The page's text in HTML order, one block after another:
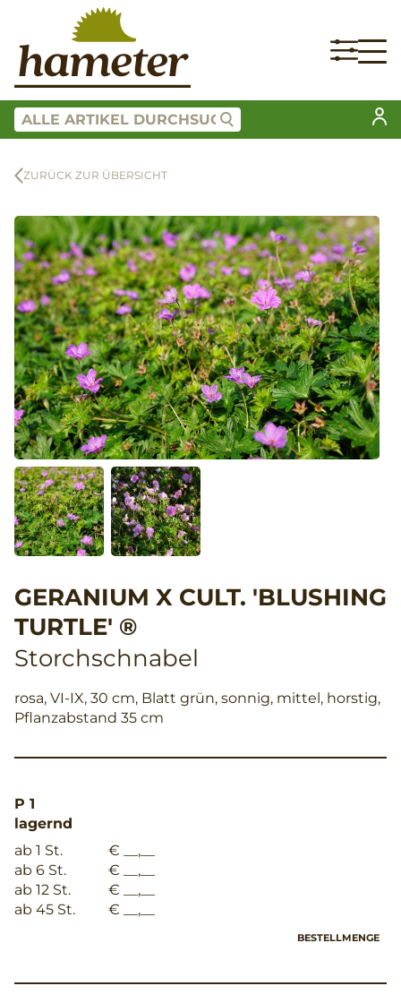
ZURÜCK ZUR ÜBERSICHT
GERANIUM X CULT. 'BLUSHING
TURTLE' ®
Storchschnabel
rosa, VI-IX, 30 cm, Blatt grün, sonnig, mittel, horstig,
Pflanzabstand 35 cm
P 1
lagernd
ab 1 St.
€ __,__
ab 6 St.
€ __,__
ab 12 St.
€ __,__
ab 45 St.
€ __,__
BESTELLMENGE